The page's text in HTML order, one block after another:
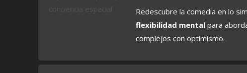
Redescubre la comedia en lo
flexibilidad mental para
complejos con optimismo.